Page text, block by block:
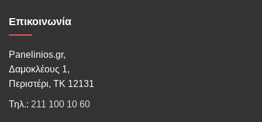
Επικοινωνία
Panelinios.gr,
Δαμοκλέους 1,
Περιστέρι, ΤΚ 12131
Τηλ.: 211 100 10 60